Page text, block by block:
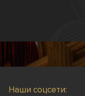
Наши соцсети: